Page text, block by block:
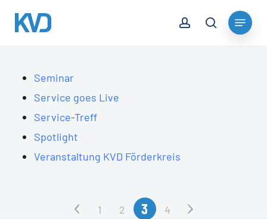
search
Menu
Seminar
Service goes Live
Service-Treff
Spotlight
Veranstaltung KVD Förderkreis
1 2 3 4
Close